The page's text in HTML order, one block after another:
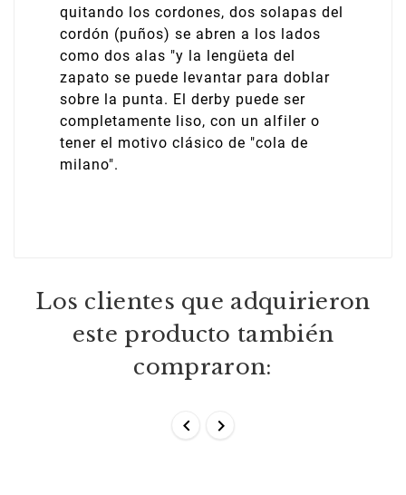
quitando los cordones, dos solapas del
cordón (puños) se abren a los lados
como dos alas "y la lengüeta del
zapato se puede levantar para doblar
sobre la punta. El derby puede ser
completamente liso, con un alfiler o
tener el motivo clásico de "cola de
milano".
Los clientes que adquirieron
este producto también
compraron:
 